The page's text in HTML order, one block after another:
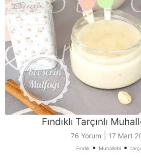
Fındıklı Tarçınlı
76 Yorum 17 Mart
Fındık • Muhallebi •